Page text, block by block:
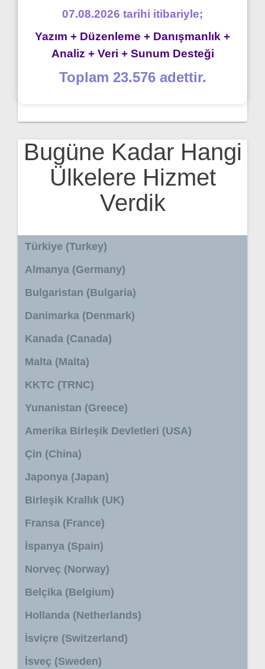
07.08.2026 tarihi itibariyle;
Yazım + Düzenleme + Danışmanlık +
Analiz + Veri + Sunum Desteği
Toplam 23.576 adettir.
Bugüne Kadar Hangi
Ülkelere Hizmet
Verdik
Türkiye (Turkey)
Almanya (Germany)
Bulgaristan (Bulgaria)
Danimarka (Denmark)
Kanada (Canada)
Malta (Malta)
KKTC (TRNC)
Yunanistan (Greece)
Amerika Birleşik Devletleri (USA)
Çin (China)
Japonya (Japan)
Birleşik Krallık (UK)
Fransa (France)
İspanya (Spain)
Norveç (Norway)
Belçika (Belgium)
Hollanda (Netherlands)
İsviçre (Switzerland)
İsveç (Sweden)